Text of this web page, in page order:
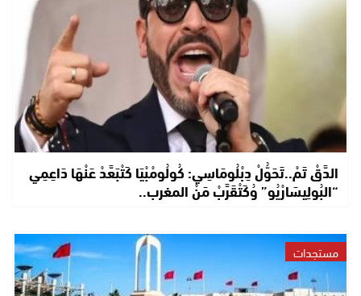
الدَّقْ تَمْ..تَحَوُّلْ دِبْلُومَاسِي: كُولُومْبْيَا كَتْبَعَّدْ عَنْهَا دَاعِمِي
“البُولِيسَارْيُو” وُكَتْقَرَّبْ مَنْ المغرب..
مستجدات